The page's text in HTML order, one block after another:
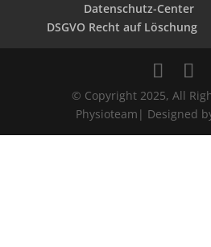
Datenschutz-Center
DSGVO Recht auf Löschung
© Copyright 2025, All
Physioteam| Designed